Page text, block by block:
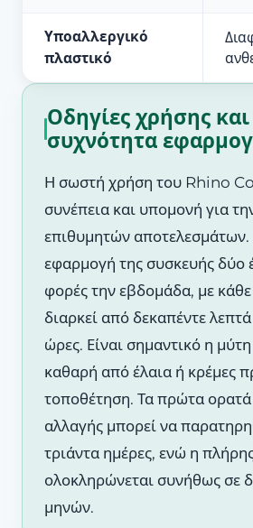
Υποαλλεργικό
πλαστικό
Οδηγίες χρήσης και
συχνότητα
Η σωστή χρήση του Rhino
συνέπεια και υπομονή για
επιθυμητών αποτελεσμάτων.
εφαρμογή της συσκευής δύο
φορές την εβδομάδα, με
διαρκεί από δεκαπέντε
ώρες. Είναι σημαντικό η μύτη
καθαρή από έλαια ή κρέμες
τοποθέτηση. Τα πρώτα
αλλαγής μπορεί να
τριάντα ημέρες, ενώ η
ολοκληρώνεται συνήθως σε
μηνών.